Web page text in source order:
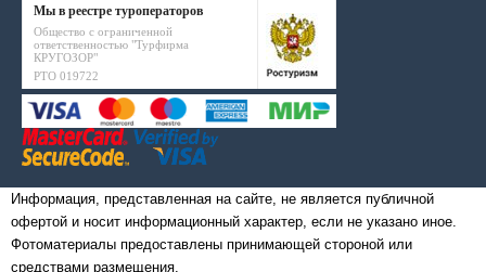
Мы в реестре туроператоров
Общество с ограниченной
ответственностью "Турфирма
КРУГОЗОР"
РТО 019722
Информация, представленная на сайте, не является публичной
офертой и носит информационный характер, если не указано иное.
Фотоматериалы предоставлены принимающей стороной или
средствами размещения.